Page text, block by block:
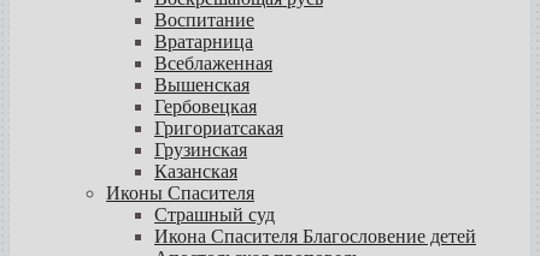
Воспитание
Вратарница
Всеблаженная
Вышенская
Гербовецкая
Григориатсакая
Грузинская
Казанская
Иконы Спасителя
Страшный суд
Икона Спасителя Благословение детей